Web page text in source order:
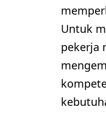
Untuk
pekerja